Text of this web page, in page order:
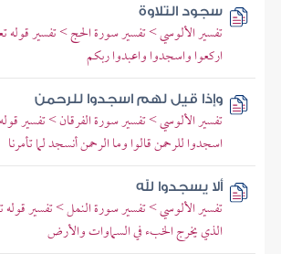
سجود التلاوة
تفسير الألوسي > تفسير سورة الحج > تفسير قوله
اركعوا واسجدوا واعبدوا ربكم
وإذا قيل لهم اسجدوا للرحمن
تفسير الألوسي > تفسير سورة الفرقان > تفسير
اسجدوا للرحمن قالوا وما الرحمن أنسجد لما تأمرنا
ألا يسجدوا لله
تفسير الألوسي > تفسير سورة النمل > تفسير قوله
الذي يخرج الخبء في السماوات والأرض